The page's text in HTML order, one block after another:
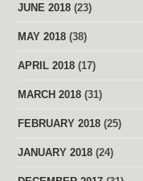
JUNE 2018 (23)
MAY 2018 (38)
APRIL 2018 (17)
MARCH 2018 (31)
FEBRUARY 2018 (25)
JANUARY 2018 (24)